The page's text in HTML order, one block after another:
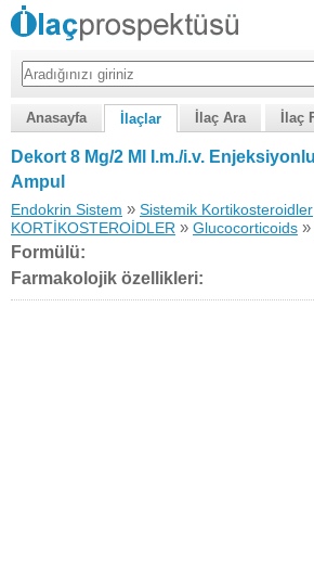
Anasayfa İlaçlar İlaç Ara İlaç
Dekort 8 Mg/2 Ml I.m./i.v.
Ampul
Endokrin Sistem » Sistemik Kortikosteroidler
KORTİKOSTEROİDLER » Glucocorticoids »
Formülü:
Farmakolojik özellikleri: